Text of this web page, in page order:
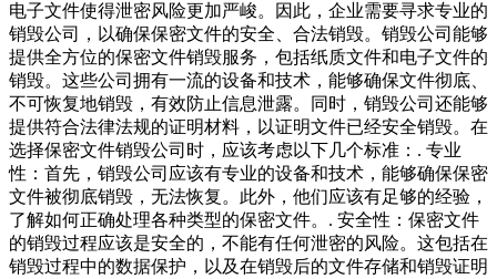
电子文件使得泄密风险更加严峻。因此，企业需要寻求专业的
销毁公司，以确保保密文件的安全、合法销毁。销毁公司能够
提供全方位的保密文件销毁服务，包括纸质文件和电子文件的
销毁。这些公司拥有一流的设备和技术，能够确保文件彻底、
不可恢复地销毁，有效防止信息泄露。同时，销毁公司还能够
提供符合法律法规的证明材料，以证明文件已经安全销毁。在
选择保密文件销毁公司时，应该考虑以下几个标准：. 专业
性：首先，销毁公司应该有专业的设备和技术，能够确保保密
文件被彻底销毁，无法恢复。此外，他们应该有足够的经验，
了解如何正确处理各种类型的保密文件。. 安全性：保密文件
的销毁过程应该是安全的，不能有任何泄密的风险。这包括在
销毁过程中的数据保护，以及在销毁后的文件存储和销毁证明